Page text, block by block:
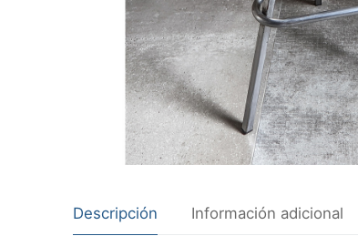
Descripción Información adicional